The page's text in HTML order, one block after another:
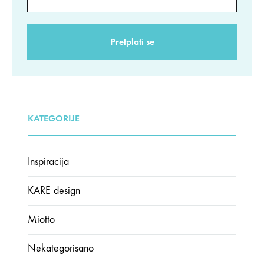
KATEGORIJE
Inspiracija
KARE design
Miotto
Nekategorisano